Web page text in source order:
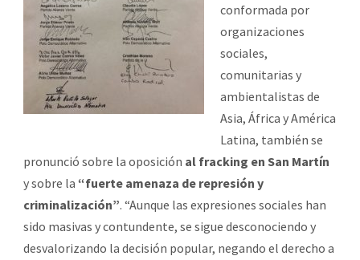
conformada por
organizaciones
sociales,
comunitarias y
ambientalistas de
Asia, África y América
Latina, también se
pronunció sobre la oposición al fracking en San Martín
y sobre la “fuerte amenaza de represión y
criminalización”. “Aunque las expresiones sociales han
sido masivas y contundente, se sigue desconociendo y
desvalorizando la decisión popular, negando el derecho a